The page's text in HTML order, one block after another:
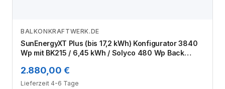
Zum Angebot
BALKONKRAFTWERK.DE
SunEnergyXT Plus (bis 17,2 kWh) Konfigurator 3840
Wp mit BK215 / 6,45 kWh / Solyco 480 Wp Back
2.880,00 €
Lieferzeit 4-6 Tage